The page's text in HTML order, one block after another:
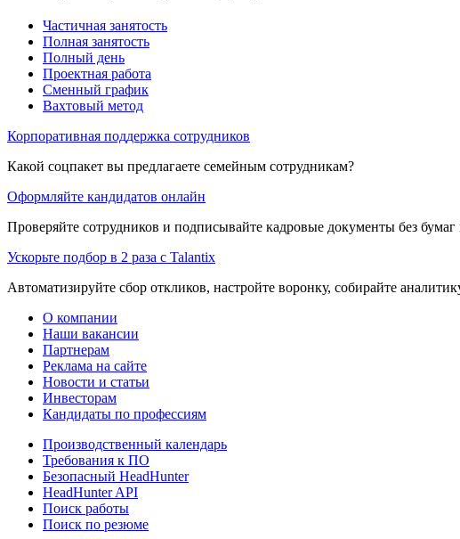
Частичная занятость
Полная занятость
Полный день
Проектная работа
Сменный график
Вахтовый метод
Корпоративная поддержка сотрудников
Какой соцпакет вы предлагаете семейным сотрудникам?
Оформляйте кандидатов онлайн
Проверяйте сотрудников и подписывайте кадровые документы без
Ускорьте подбор в 2 раза с Talantix
Автоматизируйте сбор откликов, настройте воронку, собирайте
О компании
Наши вакансии
Партнерам
Реклама на сайте
Новости и статьи
Инвесторам
Кандидаты по профессиям
Производственный календарь
Требования к ПО
Безопасный HeadHunter
HeadHunter API
Поиск работы
Поиск по резюме